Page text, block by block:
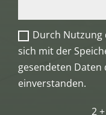
Durch Nutzung
sich mit der
gesendeten Daten
einverstanden.
2